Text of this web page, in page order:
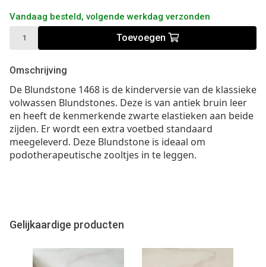
Vandaag besteld, volgende werkdag verzonden
Toevoegen
Omschrijving
De Blundstone 1468 is de kinderversie van de klassieke
volwassen Blundstones. Deze is van antiek bruin leer
en heeft de kenmerkende zwarte elastieken aan beide
zijden. Er wordt een extra voetbed standaard
meegeleverd. Deze Blundstone is ideaal om
podotherapeutische zooltjes in te leggen.
Gelijkaardige producten